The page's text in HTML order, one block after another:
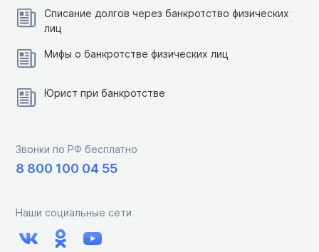
Списание долгов через банкротство физических
лиц
Мифы о банкротстве физических лиц
Юрист при банкротстве
Звонки по РФ бесплатно
8 800 100 04 55
Наши социальные сети